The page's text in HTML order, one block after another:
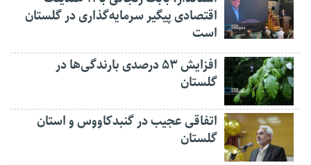
اقتصادی پیگیر سرمایه‌گذاری در گلستان
است
افزایش ۵۳ درصدی بارندگی‌ها در
گلستان
اتفاقی عجیب در‌ گنبدکاووس و استان
گلستان